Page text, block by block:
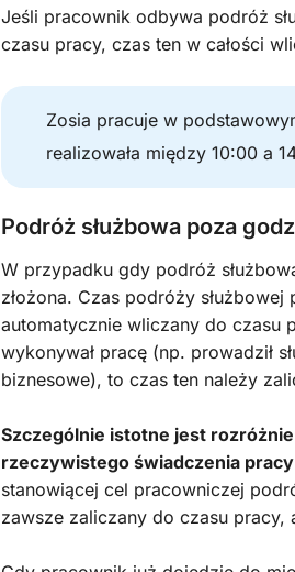
Jeśli pracownik odbywa podróż
czasu pracy, czas ten w całości
Zosia pracuje w
realizowała między 10:00 a
Podróż służbowa poza
W przypadku gdy podróż
złożona. Czas podróży
automatycznie wliczany do czasu
wykonywał pracę (np. prowadził
biznesowe), to czas ten należy
Szczególnie istotne jest
rzeczywistego świadczenia pracy
stanowiącej cel pracowniczej
zawsze zaliczany do czasu